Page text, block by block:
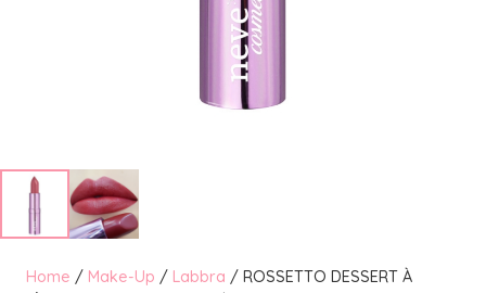
Home / Make-Up / Labbra / ROSSETTO DESSERT À